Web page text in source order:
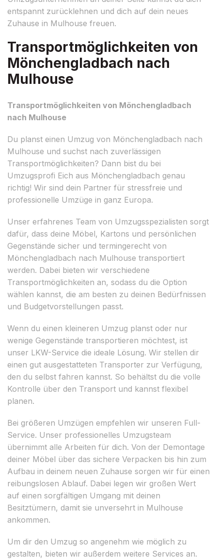
entspannt zurücklehnen und dich auf dein neues
Zuhause in Mulhouse freuen.
Transportmöglichkeiten von
Mönchengladbach nach
Mulhouse
Transportmöglichkeiten von Mönchengladbach
nach Mulhouse
Du planst einen Umzug von Mönchengladbach nach
Mulhouse und suchst nach zuverlässigen
Transportmöglichkeiten? Dann bist du bei
Umzugsprofi Eich aus Mönchengladbach genau
richtig! Wir sind dein Partner für stressfreie und
professionelle Umzüge in ganz Europa.
Unser erfahrenes Team von Umzugsspezialisten sorgt
dafür, dass deine Möbel, Kartons und persönlichen
Gegenstände sicher und termingerecht von
Mönchengladbach nach Mulhouse transportiert
werden. Dabei bieten wir verschiedene
Transportmöglichkeiten an, sodass du die Option
wählen kannst, die am besten zu deinen Bedürfnissen
und Budgetvorstellungen passt.
Wenn du einen kleineren Umzug planst oder nur
wenige Gegenstände transportieren möchtest, ist
unser LKW-Service die ideale Lösung. Wir stellen dir
einen gut ausgestatteten Transporter zur Verfügung,
den du selbst fahren kannst. So behältst du die volle
Kontrolle über den Transport und kannst flexibel
planen.
Bei größeren Umzügen empfehlen wir unseren Full-
Service. Unser professionelles Umzugsteam
übernimmt alle Arbeiten für dich. Von der Demontage
deiner Möbel über das sichere Verpacken bis hin zum
Aufbau in deinem neuen Zuhause sorgen wir für einen
reibungslosen Ablauf. Dabei legen wir großen Wert
auf einen sorgfältigen Umgang mit deinen
Besitztümern, damit sie unversehrt in Mulhouse
ankommen.
Um dir den Umzug so angenehm wie möglich zu
gestalten, bieten wir außerdem weitere Services an.